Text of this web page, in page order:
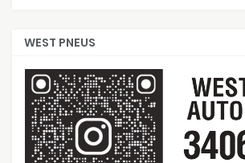
WEST PNEUS